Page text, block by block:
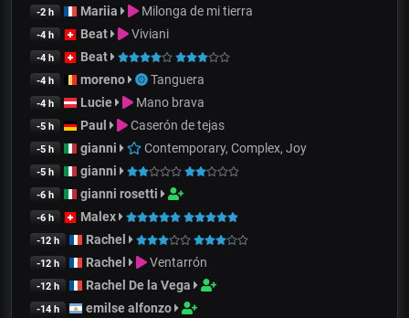
-2 h Mariia Milonga de mi tierra
-4 h Beat Viviani
-4 h Beat
-4 h moreno Tanguera
-4 h Lucie Mano brava
-5 h Paul Caserón de tejas
-5 h gianni Contemporary, Complex, Joy
-5 h gianni
-6 h gianni rosetti
-6 h Malex
-12 h Rachel
-12 h Rachel Ventarrón
-12 h Rachel De la Vega
-14 h emilse alfonzo